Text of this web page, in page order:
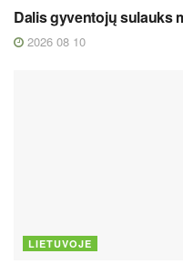
Dalis gyventojų sulauks
2026 08 10
LIETUVOJE